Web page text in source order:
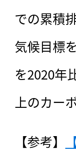
での累積
気候目標
を2020年
上のカー
【参考】